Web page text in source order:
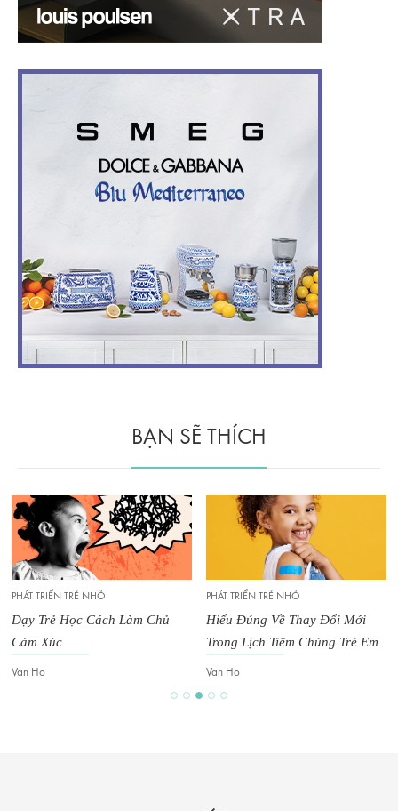
BẠN SẼ THÍCH
PHÁT TRIỂN TRẺ NHỎ
Dạy Trẻ Học Cách Làm Chủ
Cảm Xúc
Van Ho
PHÁT TRIỂN TRẺ NHỎ
Hiểu Đúng Về Thay Đổi Mới
Trong Lịch Tiêm Chủng Trẻ Em
Van Ho